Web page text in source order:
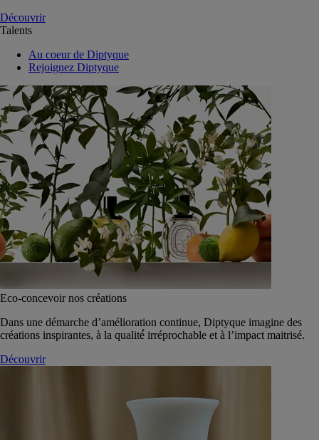
Découvrir
Talents
Au coeur de Diptyque
Rejoignez Diptyque
Eco-concevoir nos créations
Dans une démarche d’amélioration continue, Diptyque imagine des
créations inspirantes, à la qualité́ irréprochable et à l’impact maitrisé.
Découvrir